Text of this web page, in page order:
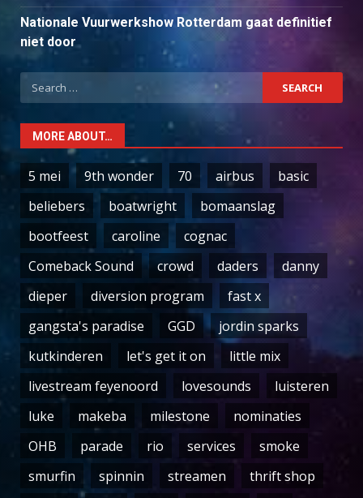
Nationale Vuurwerkshow Rotterdam gaat definitief
niet door
Search
for:
MORE ABOUT…
5 mei 9th wonder 70 airbus
basic
beliebers
boatwright
bomaanslag
bootfeest
caroline
cognac
Comeback Sound
crowd daders
danny
dieper
diversion program
fast x
gangsta's paradise
GGD
jordin sparks
kutkinderen
let's get it on
little mix
livestream feyenoord
lovesounds
luisteren
luke
makeba milestone
nominaties
OHB
parade rio services
smoke
smurfin
spinnin streamen
thrift shop